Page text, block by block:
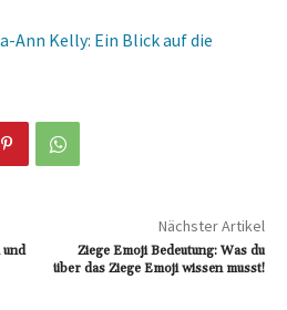
Ann Kelly: Ein Blick auf die
Nächster Artikel
Ziege Emoji Bedeutung: Was du
über das Ziege Emoji wissen musst!